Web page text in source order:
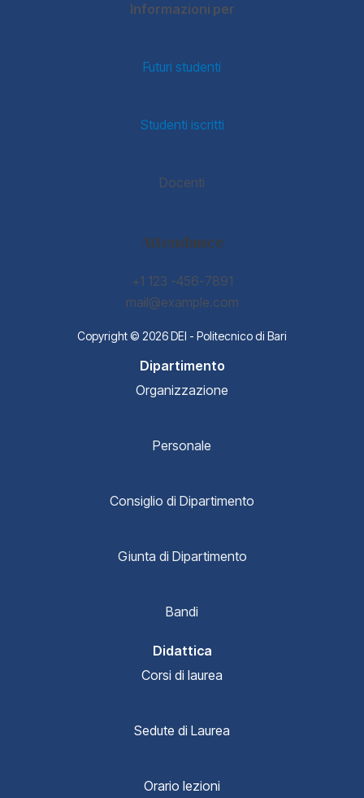
Informazioni per
Futuri studenti
Studenti iscritti
Docenti
Attendance
+1 123 -456-7891
mail@example.com
Copyright © 2026 DEI - Politecnico di Bari
Dipartimento
Organizzazione
Personale
Consiglio di Dipartimento
Giunta di Dipartimento
Bandi
Didattica
Corsi di laurea
Sedute di Laurea
Orario lezioni